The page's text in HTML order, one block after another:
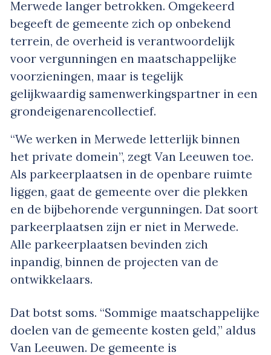
Merwede langer betrokken. Omgekeerd
begeeft de gemeente zich op onbekend
terrein, de overheid is verantwoordelijk
voor vergunningen en maatschappelijke
voorzieningen, maar is tegelijk
gelijkwaardig samenwerkingspartner in een
grondeigenarencollectief.
“We werken in Merwede letterlijk binnen
het private domein”, zegt Van Leeuwen toe.
Als parkeerplaatsen in de openbare ruimte
liggen, gaat de gemeente over die plekken
en de bijbehorende vergunningen. Dat soort
parkeerplaatsen zijn er niet in Merwede.
Alle parkeerplaatsen bevinden zich
inpandig, binnen de projecten van de
ontwikkelaars.
Dat botst soms. “Sommige maatschappelijke
doelen van de gemeente kosten geld,” aldus
Van Leeuwen. De gemeente is